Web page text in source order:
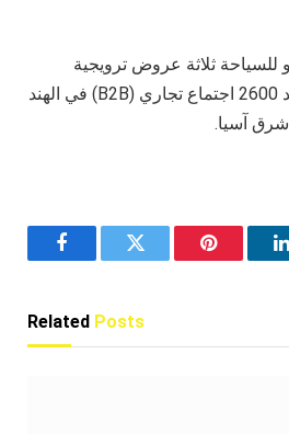
ثلاثة عروض ترويجية
(
B2B) في الهند
آسيا.
FacebookTwitter Pinterest
Related Posts